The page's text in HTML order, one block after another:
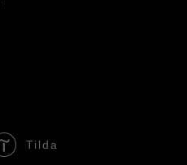
Tilda